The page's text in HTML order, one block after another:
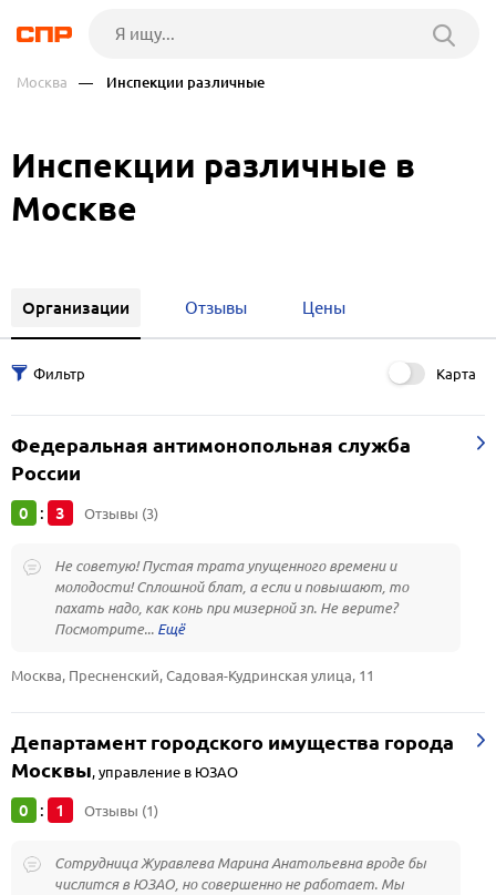
Москва — Инспекции различные
Инспекции различные в
Москве
Организации Отзывы Цены
Карта
Федеральная антимонопольная служба
России
0 : 3 Отзывы (3)
Не советую! Пустая трата упущенного времени и
молодости! Сплошной блат, а если и повышают, то
пахать надо, как конь при мизерной зп. Не верите?
Посмотрите...
Москва, Пресненский, Садовая-Кудринская улица, 11
Департамент городского имущества города
Москвы,управление в ЮЗАО
0 : 1 Отзывы (1)
Сотрудница Журавлева Марина Анатольевна вроде бы
числится в ЮЗАО, но совершенно не работает. Мы